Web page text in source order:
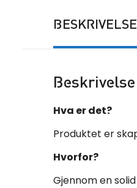
BESKRIVELSE
Beskrivelse
Hva er det?
Produktet er
Hvorfor?
Gjennom en